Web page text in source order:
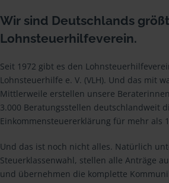
Wir sind Deutschlands
Lohnsteuerhilfeverein.
Seit 1972 gibt es den
Lohnsteuerhilfe e. V. (VLH). Und das mit
Mittlerweile erstellen unsere
3.000 Beratungsstellen deutschlandweit
Einkommensteuererklärung für mehr als
Und das ist noch nicht alles. Natürlich
Steuerklassenwahl, stellen alle Anträge
und übernehmen die komplette